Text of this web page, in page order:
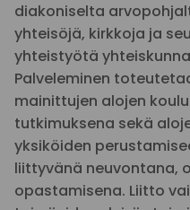
diakoniselta
yhteisöjä, kirkkoja ja
yhteistyötä
Palveleminen
mainittujen alojen
tutkimuksena sekä
yksiköiden
liittyvänä neuvontana,
opastamisena. Liitto